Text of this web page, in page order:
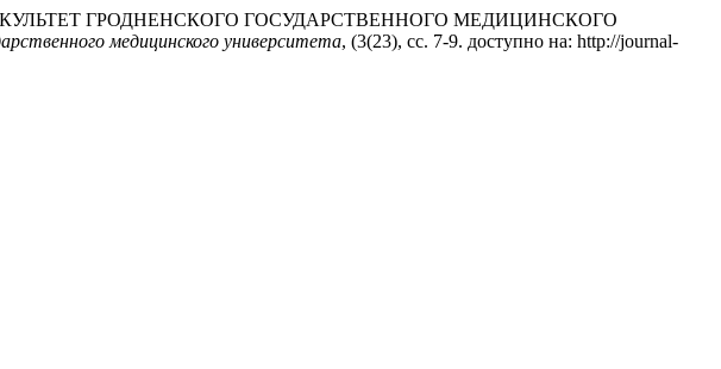
ФАКУЛЬТЕТ ГРОДНЕНСКОГО ГОСУДАРСТВЕННОГО МЕДИЦИНСКОГО
медицинского университета, (3(23), сс. 7-9. доступно на: http://journal-